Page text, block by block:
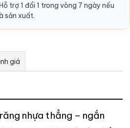
trợ 1 đổi 1 trong vòng 7 ngày nếu
sản xuất.
giá
nhựa thẳng – ngắn